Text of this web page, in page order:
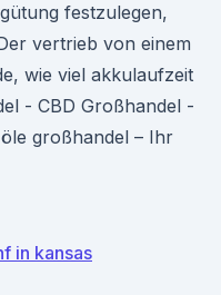
festzulegen,
vertrieb von einem
wie viel akkulaufzeit
- CBD Großhandel -
großhandel – Ihr
in kansas